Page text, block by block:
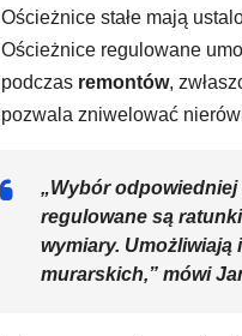
Ościeżnice stałe mają
Ościeżnice regulowane
podczas remontów,
pozwala zniwelować
„Wybór
regulowane są
wymiary.
murarskich,” mówi